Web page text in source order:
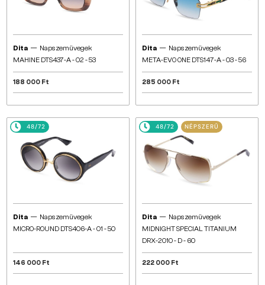
Dita — Napszemüvegek
MAHINE DTS437-A - 02 - 53
188 000 Ft
Dita — Napszemüvegek
META-EVO ONE DTS147-A - 03 - 56
285 000 Ft
48/72
Dita — Napszemüvegek
MICRO-ROUND DTS406-A - 01 - 50
146 000 Ft
48/72 NÉPSZERŰ
Dita — Napszemüvegek
MIDNIGHT SPECIAL TITANIUM
DRX-2010 - D - 60
222 000 Ft